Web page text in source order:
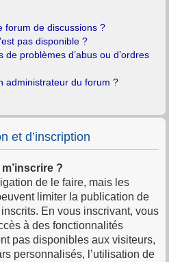
forum de discussions ?
pas disponible ?
problèmes d’abus ou d’ordres
administrateur du forum ?
et d’inscription
?
de le faire, mais les
limiter la publication de
En vous inscrivant, vous
à des fonctionnalités
pas disponibles aux visiteurs,
personnalisés, l’utilisation de